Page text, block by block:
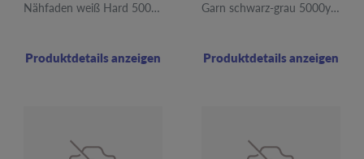
Nähfaden weiß Hard 5000y 12Stk
Produktdetails anzeigen
Garn schwarz-grau 5000y 748 12Stk
Produktdetails anzeigen